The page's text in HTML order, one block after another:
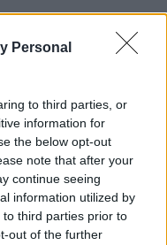
Personal
to third parties, or
information for
the below opt-out
note that after your
continue seeing
information utilized by
third parties prior to
out of the further
nishanet ,
nishanet